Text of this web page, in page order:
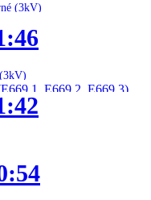
(3kV)
E669.2, E669.3)